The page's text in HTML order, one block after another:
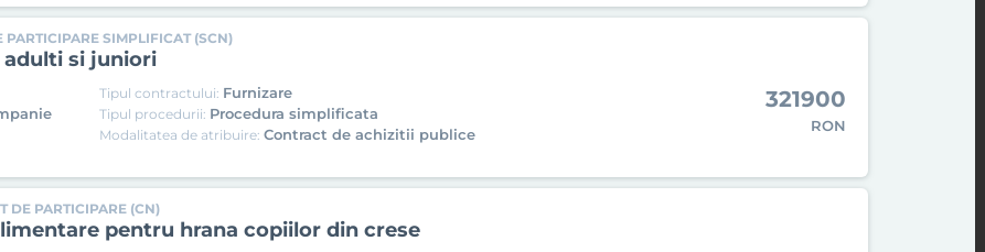
PARTICIPARE SIMPLIFICAT (SCN)
adulti si juniori
Tipul contractului: Furnizare
Tipul procedurii: Procedura simplificata
Modalitatea de atribuire:Contract de achizitii publice
321900
RON
DE PARTICIPARE (CN)
pentru hrana copiilor din crese